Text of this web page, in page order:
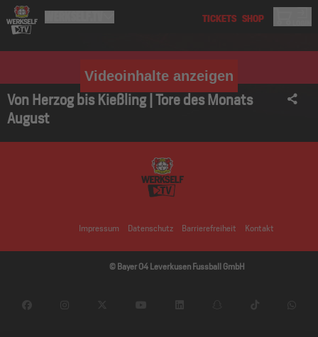
Videoinhalte anzeigen
Von Herzog bis Kießling | Tore des Monats
August
Impressum Datenschutz Barrierefreiheit Kontakt
© Bayer 04 Leverkusen Fussball GmbH